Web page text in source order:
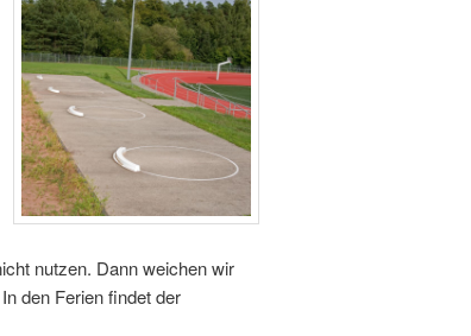
nutzen. Dann weichen wir
den Ferien findet der